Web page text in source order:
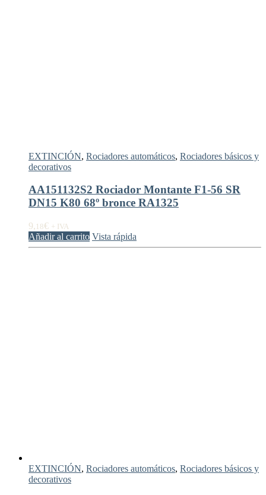
EXTINCIÓN, Rociadores automáticos, Rociadores básicos y
decorativos
AA151132S2 Rociador Montante F1-56 SR
DN15 K80 68º bronce RA1325
9, 18€ + IVA
Añadir al carrito Vista rápida
EXTINCIÓN, Rociadores automáticos, Rociadores básicos y
decorativos